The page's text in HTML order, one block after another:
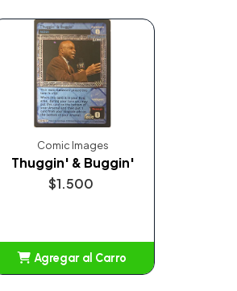
Comic Images
Thuggin' & Buggin'
$1.500
Agregar al Carro